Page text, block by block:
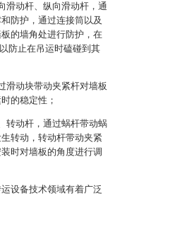
滑动杆、纵向滑动杆，通
防护，通过连接筒以及
的墙角处进行防护，在
防止在吊运时磕碰到其
滑动块带动夹紧杆对墙板
的稳定性；
转动杆，通过蜗杆带动蜗
转动，转动杆带动夹紧
时对墙板的角度进行调
设备技术领域有着广泛